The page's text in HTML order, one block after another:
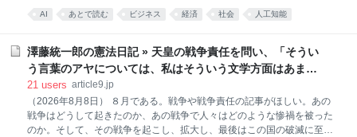
縮小を予測した。生成AI（人工知能）による業務代替
への危機感は4社が示した。「コンサルタント数は過
け、国内コンサル市場は拡大してきた。調査会社の
IDCジャパンの推計によると25年の市場規模は前
AI あとで読む ビジネス 経済 社会 人工知能
澤藤統一郎の憲法日記 » 天皇の戦争責任を問い、「そうい
う言葉のアヤについては、私はそういう文学方面はあまり
研究もしてない…」との「迷答」を引き出した記者の来歴
21 users article9.jp
（2026年8月8日） ８月である。戦争や戦争責任の記事がほしい。あの
戦争はどうして起きたのか、あの戦争で人々はどのような惨禍を被った
のか。そして、その戦争を起こし、拡大し、最後はこの国の破滅に至る